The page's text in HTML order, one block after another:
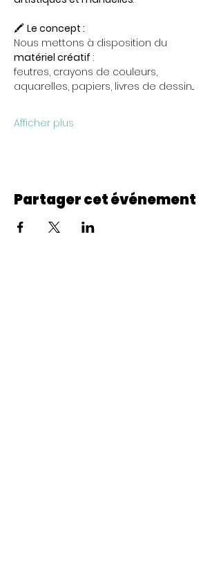
🖍️ Le concept :
Nous mettons à disposition du
matériel créatif :
feutres, crayons de couleurs,
aquarelles, papiers, livres de dessin...
Afficher plus
Partager cet événement